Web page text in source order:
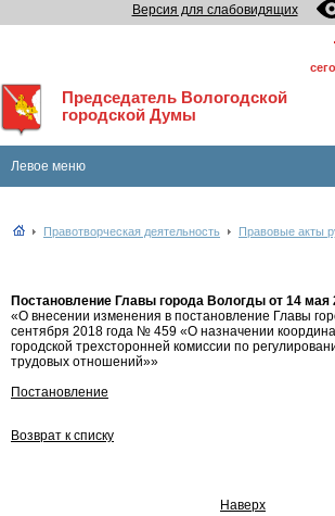
Версия для слабовидящих
Председатель Вологодской
городской Думы
Левое меню
Правотворческая деятельность
Правовые акты
Постановление Главы города Вологды от 14
«О внесении изменения в постановление Главы
сентября 2018 года № 459 «О назначении
городской трехсторонней комиссии по
трудовых отношений»»
Постановление
Возврат к списку
Наверх